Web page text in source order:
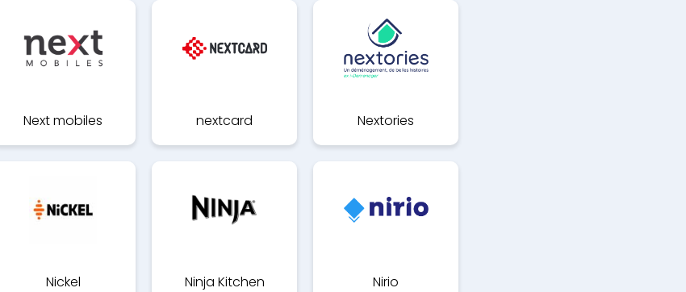
Next mobiles nextcard Nextories
Nickel Ninja Kitchen Nirio